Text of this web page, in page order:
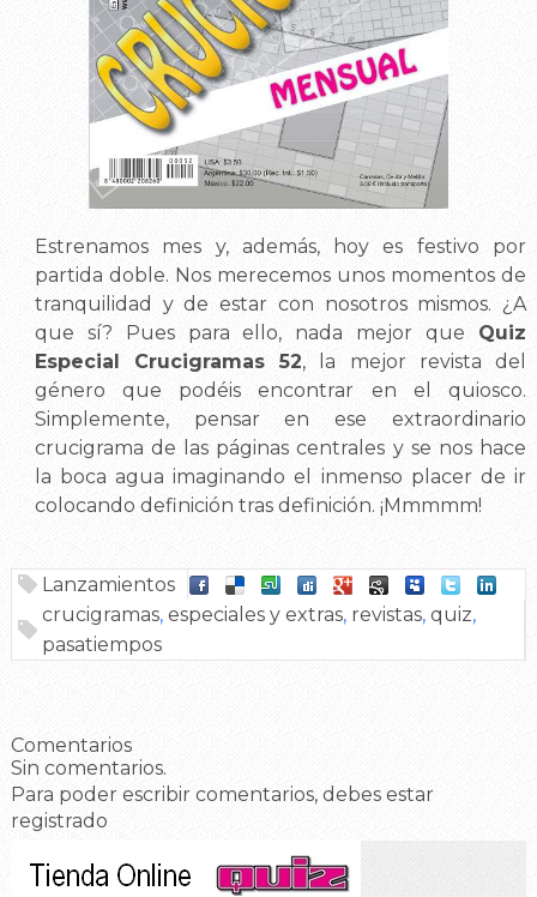
Estrenamos mes y, además, hoy es festivo por
partida doble. Nos merecemos unos momentos de
tranquilidad y de estar con nosotros mismos. ¿A
que sí? Pues para ello, nada mejor que Quiz
Especial Crucigramas 52, la mejor revista del
género que podéis encontrar en el quiosco.
Simplemente, pensar en ese extraordinario
crucigrama de las páginas centrales y se nos hace
la boca agua imaginando el inmenso placer de ir
colocando definición tras definición. ¡Mmmmm!
Lanzamientos
crucigramas, especiales y extras, revistas, quiz,
pasatiempos
Comentarios
Sin comentarios.
Para poder escribir comentarios, debes estar
registrado